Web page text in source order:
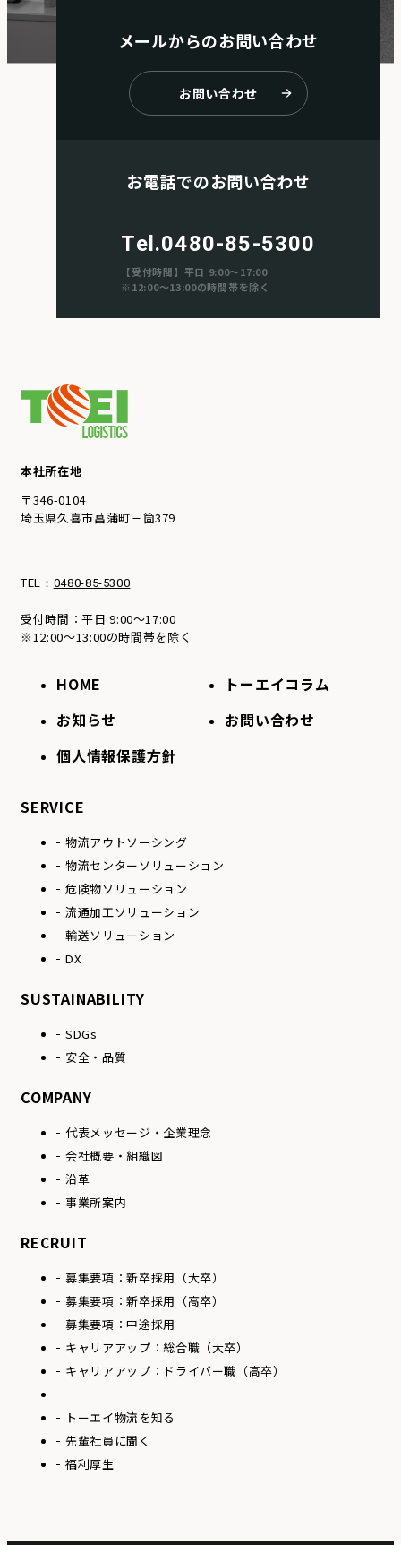
メールからのお問い合わせ
お問い合わせ
お電話でのお問い合わせ
Tel.0480-85-5300
【受付時間】平日 9:00～17:00
※12:00～13:00の時間帯を除く
本社所在地
〒346-0104
埼⽟県久喜市菖蒲町三箇379
TEL： 0480-85-5300
受付時間：平日 9:00～17:00
※12:00～13:00の時間帯を除く
HOME
トーエイコラム
お知らせ
お問い合わせ
個人情報保護方針
SERVICE
物流アウトソーシング
物流センターソリューション
危険物ソリューション
流通加工ソリューション
輸送ソリューション
DX
SUSTAINABILITY
SDGs
安全・品質
COMPANY
代表メッセージ・ 企業理念
会社概要・組織図
沿革
事業所案内
RECRUIT
募集要項：新卒採用（大卒）
募集要項：新卒採用（高卒）
募集要項：中途採用
キャリアアップ：総合職（大卒）
キャリアアップ： ドライバー職（高卒）
トーエイ物流を知る
先輩社員に聞く
福利厚生